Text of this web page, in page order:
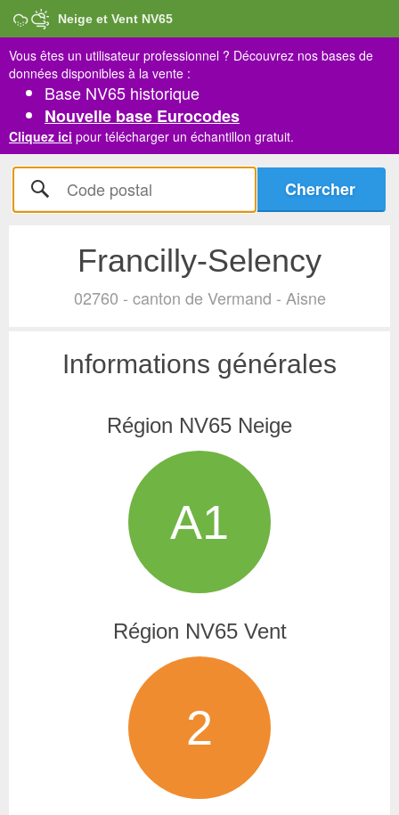
Neige et Vent NV65
Vous êtes un utilisateur professionnel ? Découvrez nos bases de
données disponibles à la vente :
Base NV65 historique
Nouvelle base Eurocodes
Cliquez ici pour télécharger un échantillon gratuit.
Francilly-Selency
02760 - canton de Vermand - Aisne
Informations générales
Région NV65 Neige
A1
Région NV65 Vent
2